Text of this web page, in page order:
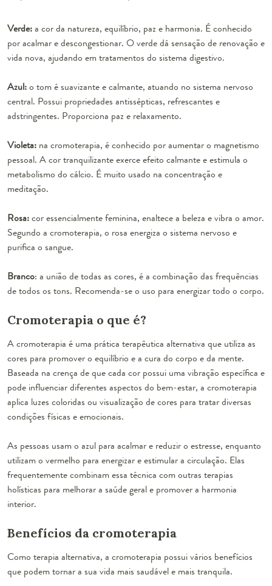
Verde:a cor da natureza, equilíbrio, paz e harmonia. É conhecido
por acalmar e descongestionar. O verde dá sensação de renovação e
vida nova, ajudando em tratamentos do sistema digestivo.
Azul:o tom é suavizante e calmante, atuando no sistema nervoso
central. Possui propriedades antissépticas, refrescantes e
adstringentes. Proporciona paz e relaxamento.
Violeta: na cromoterapia, é conhecido por aumentar o magnetismo
pessoal. A cor tranquilizante exerce efeito calmante e estimula o
metabolismo do cálcio. É muito usado na concentração e
meditação.
Rosa:cor essencialmente feminina, enaltece a beleza e vibra o amor.
Segundo a cromoterapia, o rosa energiza o sistema nervoso e
purifica o sangue.
Branco: a união de todas as cores, é a combinação das frequências
de todos os tons. Recomenda-se o uso para energizar todo o corpo.
Cromoterapia o que é?
A cromoterapia é uma prática terapêutica alternativa que utiliza as
cores para promover o equilíbrio e a cura do corpo e da mente.
Baseada na crença de que cada cor possui uma vibração específica e
pode influenciar diferentes aspectos do bem-estar, a cromoterapia
aplica luzes coloridas ou visualização de cores para tratar diversas
condições físicas e emocionais.
As pessoas usam o azul para acalmar e reduzir o estresse, enquanto
utilizam o vermelho para energizar e estimular a circulação. Elas
frequentemente combinam essa técnica com outras terapias
holísticas para melhorar a saúde geral e promover a harmonia
interior.
Benefícios da cromoterapia
Como terapia alternativa, a cromoterapia possui vários benefícios
que podem tornar a sua vida mais saudável e mais tranquila.